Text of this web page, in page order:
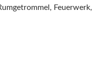
Feuerwerk,